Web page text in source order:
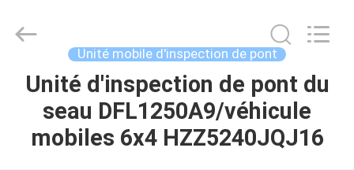
MAISON
PRODUITS
SPECIAL
PURPOSE
Reserved.
Unité mobile d'inspection de pont
Unité d'inspection de pont du
seau DFL1250A9/véhicule
mobiles 6x4 HZZ5240JQJ16